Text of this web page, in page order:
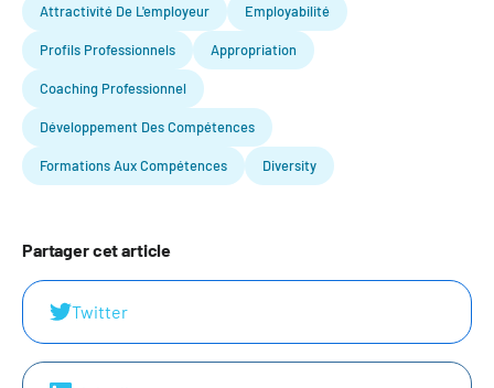
Attractivité De L'employeur Employabilité
Profils Professionnels Appropriation
Coaching Professionnel
Développement Des Compétences
Formations Aux Compétences Diversity
Partager cet article
Twitter